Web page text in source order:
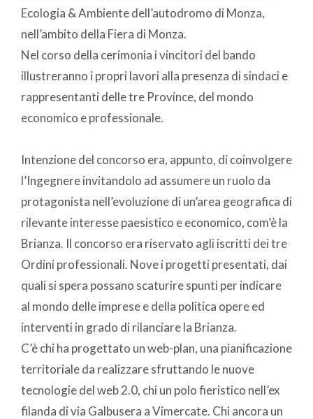
Ecologia & Ambiente dell’autodromo di Monza,
nell’ambito della Fiera di Monza.
Nel corso della cerimonia i vincitori del bando
illustreranno i propri lavori alla presenza di sindaci e
rappresentanti delle tre Province, del mondo
economico e professionale.
Intenzione del concorso era, appunto, di coinvolgere
l’Ingegnere invitandolo ad assumere un ruolo da
protagonista nell’evoluzione di un’area geografica di
rilevante interesse paesistico e economico, com’è la
Brianza. Il concorso era riservato agli iscritti dei tre
Ordini professionali. Nove i progetti presentati, dai
quali si spera possano scaturire spunti per indicare
al mondo delle imprese e della politica opere ed
interventi in grado di rilanciare la Brianza.
C’è chi ha progettato un web-plan, una pianificazione
territoriale da realizzare sfruttando le nuove
tecnologie del web 2.0, chi un polo fieristico nell’ex
filanda di via Galbusera a Vimercate. Chi ancora un